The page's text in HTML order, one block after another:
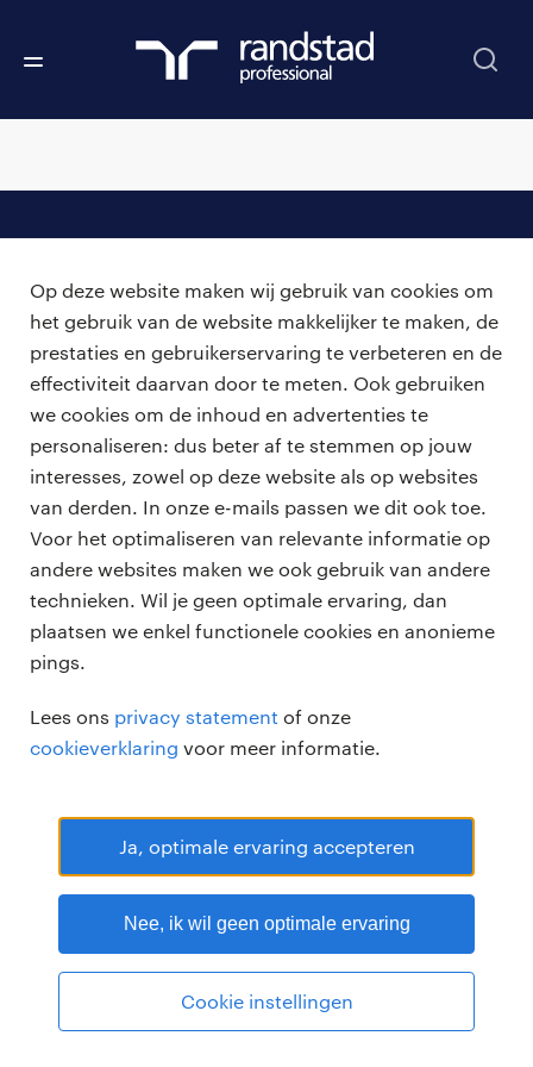
Op deze website maken wij gebruik van cookies om
het gebruik van de website makkelijker te maken, de
prestaties en gebruikerservaring te verbeteren en de
effectiviteit daarvan door te meten. Ook gebruiken
we cookies om de inhoud en advertenties te
personaliseren: dus beter af te stemmen op jouw
interesses, zowel op deze website als op websites
van derden. In onze e-mails passen we dit ook toe.
Voor het optimaliseren van relevante informatie op
andere websites maken we ook gebruik van andere
technieken. Wil je geen optimale ervaring, dan
plaatsen we enkel functionele cookies en anonieme
pings.
Lees ons privacy statement of onze
cookieverklaring voor meer informatie.
Ja, optimale ervaring accepteren
Nee, ik wil geen optimale ervaring
Cookie instellingen
vacatures
zzp-opdrachten
careers for expats
voor opdrachtgevers
algemene voorwaarden
over ons
bmc
onze kantoren
Randstad Professional Google score 4.15 -
RANDSTAD PROFESSIONAL is een geregistreerd handelsmerk van
Randstad N.V.